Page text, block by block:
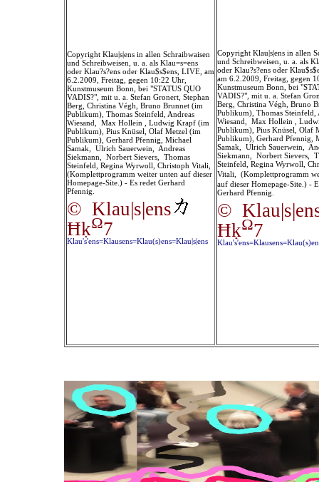
Copyright Klau|s|ens in allen Schraibwaisen
und Schreibweisen, u. a. als Klau=s=ens
oder Klau?s?ens oder Klau$s$ens, LIVE, am
6.2.2009, Freitag, gegen 10:22 Uhr,
Kunstmuseum Bonn, bei "STATUS QUO
VADIS?", mit u. a. Stefan Gronert, Stephan
Berg, Christina Végh, Bruno Brunnet (im
Publikum) , Thomas Steinfeld, Andreas
Wiesand, Max Hollein , Ludwig Krapf (im
Publikum), Pius Knüsel Olaf Metzel (im
Publikum), Gerhard Pfennig Michael
Samak
Ulrich Sauerwein
Andreas
Siekmann
Norbert Sievers
Thomas
Steinfeld Regina Wyrwoll Christoph Vitali
(Komplettprogramm weiter unten auf dieser
Homepage-Site.) - Es redet Gerhard
Pfennig.
© Klau|s|ens
ĦķΩ7
Klau's'ens=Klausens=Klau(s)ens=Klau|s|ens
Copyright Klau|s|ens in allen
und Schreibweisen, u. a. als
oder Klau?s?ens oder
am 6.2.2009, Freitag, gegen
Kunstmuseum Bonn, bei
VADIS?", mit u. a. Stefan
Berg, Christina Végh, Bruno
Publikum) , Thomas Steinfeld,
Wiesand, Max Hollein ,
Publikum), Pius Knüsel Olaf
Publikum), Gerhard Pfennig
Samak
Ulrich Sauerwein
Siekmann
Norbert Sievers
Steinfeld Regina Wyrwoll,
Vitali
(Komplettprogramm
auf dieser Homepage-Site.) -
Gerhard Pfennig.
©
ĦķΩ7